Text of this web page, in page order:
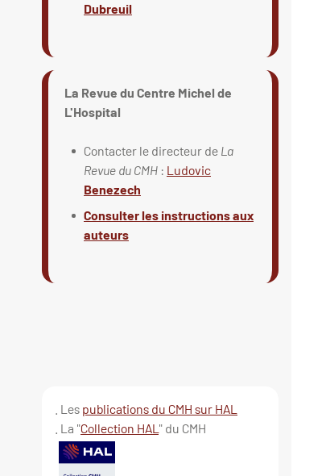
Dubreuil
La Revue du Centre Michel de
L'Hospital
Contacter le directeur de La
Revue du CMH : Ludovic
Benezech
Consulter les instructions aux
auteurs
. Les publications du CMH sur HAL
. La "Collection HAL " du CMH